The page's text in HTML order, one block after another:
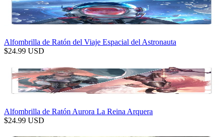
Alfombrilla de Ratón del Viaje Espacial del Astronauta
$24.99 USD
Alfombrilla de Ratón Aurora La Reina Arquera
$24.99 USD